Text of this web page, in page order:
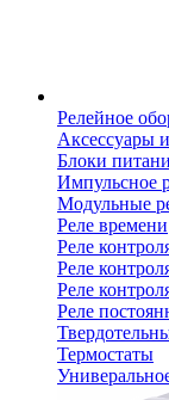
Релейное
Аксессуары
Блоки
Импульсное
Модульные
Реле времени
Реле
Реле
Реле
Реле
Термостаты